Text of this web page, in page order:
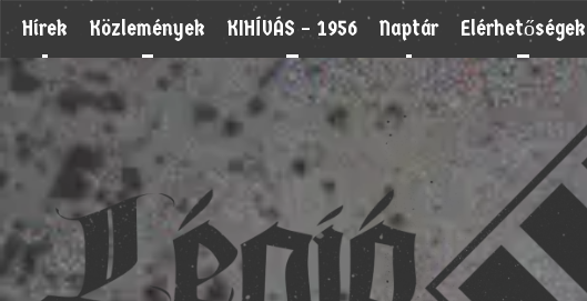
Hírek Közlemények KIHÍVÁS – 1956 Naptár Elérhetőségek